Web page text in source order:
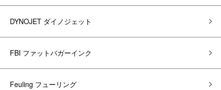
DYNOJET ダイノジェット
FBI ファットバガーインク
Feuling フューリング